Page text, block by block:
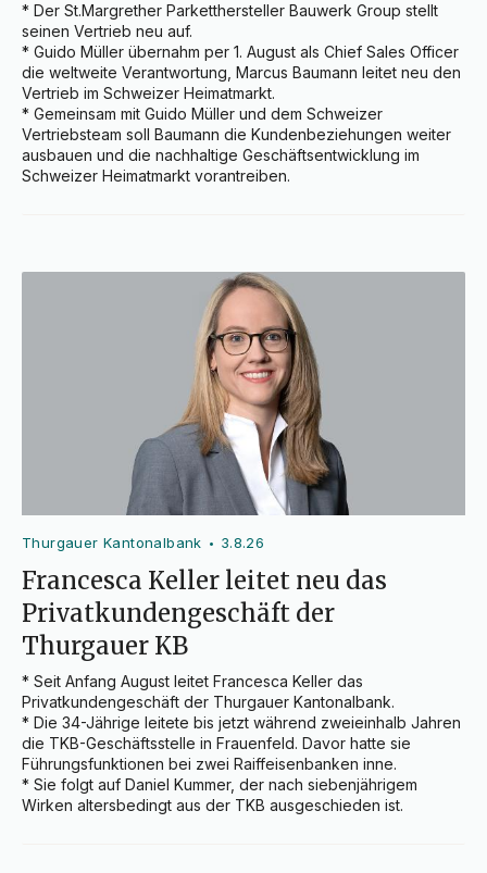
* Der St.Margrether Parketthersteller Bauwerk Group stellt
seinen Vertrieb neu auf.
* Guido Müller übernahm per 1. August als Chief Sales Officer
die weltweite Verantwortung, Marcus Baumann leitet neu den
Vertrieb im Schweizer Heimatmarkt.
* Gemeinsam mit Guido Müller und dem Schweizer
Vertriebsteam soll Baumann die Kundenbeziehungen weiter
ausbauen und die nachhaltige Geschäftsentwicklung im
Schweizer Heimatmarkt vorantreiben.
Thurgauer Kantonalbank • 3.8.26
Francesca Keller leitet neu das
Privatkundengeschäft der
Thurgauer KB
* Seit Anfang August leitet Francesca Keller das
Privatkundengeschäft der Thurgauer Kantonalbank.
* Die 34-Jährige leitete bis jetzt während zweieinhalb Jahren
die TKB-Geschäftsstelle in Frauenfeld. Davor hatte sie
Führungsfunktionen bei zwei Raiffeisenbanken inne.
* Sie folgt auf Daniel Kummer, der nach siebenjährigem
Wirken altersbedingt aus der TKB ausgeschieden ist.